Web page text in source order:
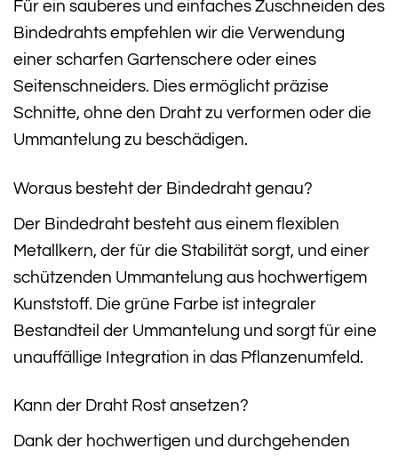
Für ein sauberes und einfaches Zuschneiden des
Bindedrahts empfehlen wir die Verwendung
einer scharfen Gartenschere oder eines
Seitenschneiders. Dies ermöglicht präzise
Schnitte, ohne den Draht zu verformen oder die
Ummantelung zu beschädigen.
Woraus besteht der Bindedraht genau?
Der Bindedraht besteht aus einem flexiblen
Metallkern, der für die Stabilität sorgt, und einer
schützenden Ummantelung aus hochwertigem
Kunststoff. Die grüne Farbe ist integraler
Bestandteil der Ummantelung und sorgt für eine
unauffällige Integration in das Pflanzenumfeld.
Kann der Draht Rost ansetzen?
Dank der hochwertigen und durchgehenden